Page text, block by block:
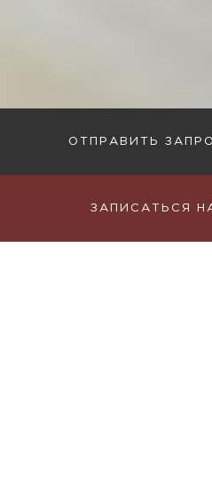
ОТПРАВИТЬ
ЗАПИСАТЬСЯ